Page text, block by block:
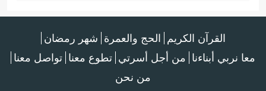
القرآن الكريم الحج والعمرة شهر رمضان
معا نربي أبناءنا من أجل أسرتي تطوع معنا تواصل معنا
من نحن